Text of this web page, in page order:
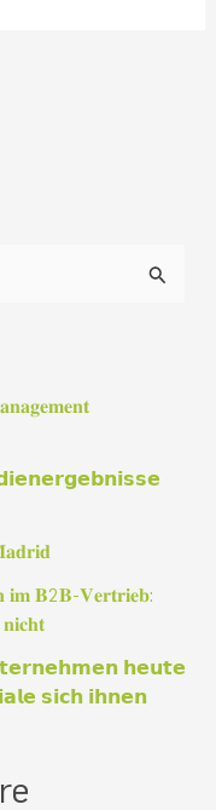
𝐢𝐦 𝐁2𝐁-𝐕𝐞𝐫𝐭𝐫𝐢𝐞𝐛:
𝗵𝗲𝘂𝘁𝗲
𝘀𝗶𝗰𝗵 𝗶𝗵𝗻𝗲𝗻